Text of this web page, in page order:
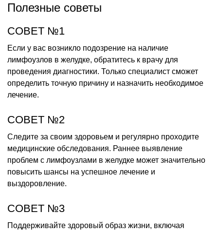
Полезные советы
СОВЕТ №1
Если у вас возникло подозрение на наличие
лимфоузлов в желудке, обратитесь к врачу для
проведения диагностики. Только специалист сможет
определить точную причину и назначить необходимое
лечение.
СОВЕТ №2
Следите за своим здоровьем и регулярно проходите
медицинские обследования. Раннее выявление
проблем с лимфоузлами в желудке может значительно
повысить шансы на успешное лечение и
выздоровление.
СОВЕТ №3
Поддерживайте здоровый образ жизни, включая